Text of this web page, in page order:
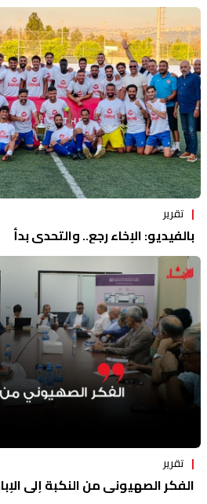
تقرير
بالفيديو: الإخاء رجع.. والتحدي بدأ
تقرير
الفكر الصهيوني من النكبة إلى